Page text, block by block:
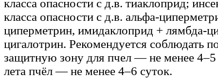
класса опасности с д.в. тиаклоприд;
класса опасности с д.в. альфа-
циперметрин, имидаклоприд + лямбда-
цигалотрин. Рекомендуется соблюдать
защитную зону для пчел — не менее 4–5
лета пчёл — не менее 4–6 суток.